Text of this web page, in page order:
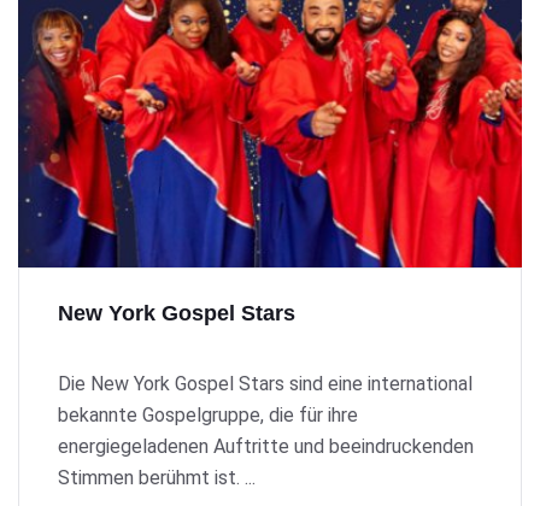
New York Gospel Stars
Die New York Gospel Stars sind eine international
bekannte Gospelgruppe, die für ihre
energiegeladenen Auftritte und beeindruckenden
Stimmen berühmt ist. ...